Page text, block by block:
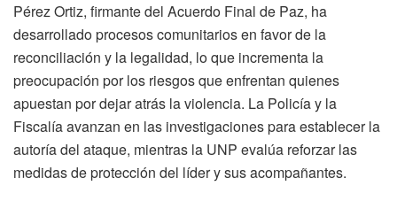
Pérez Ortiz, firmante del Acuerdo Final de Paz, ha
desarrollado procesos comunitarios en favor de la
reconciliación y la legalidad, lo que incrementa la
preocupación por los riesgos que enfrentan quienes
apuestan por dejar atrás la violencia. La Policía y la
Fiscalía avanzan en las investigaciones para establecer la
autoría del ataque, mientras la UNP evalúa reforzar las
medidas de protección del líder y sus acompañantes.